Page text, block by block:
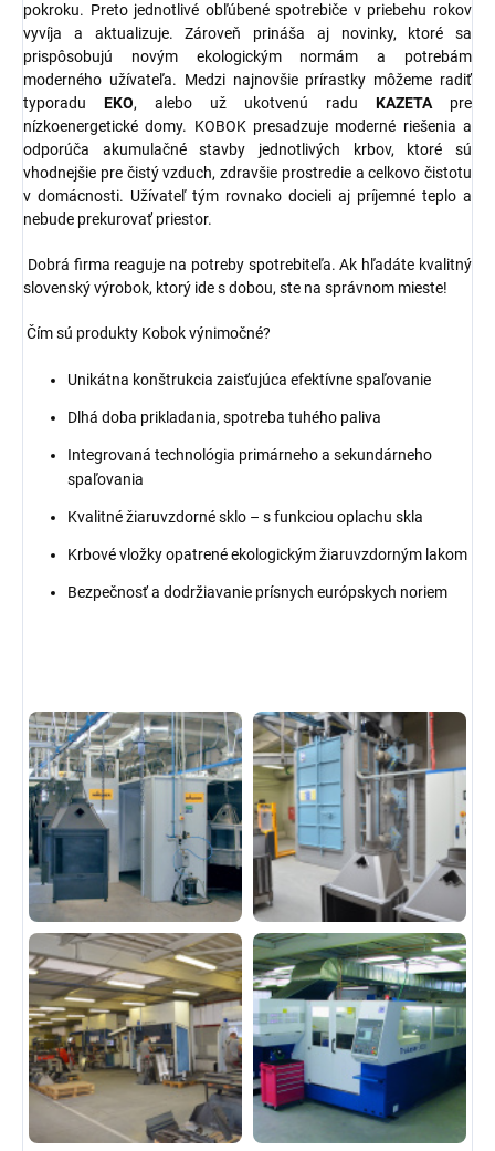
pokroku. Preto jednotlivé obľúbené spotrebiče v priebehu rokov
vyvíja a aktualizuje. Zároveň prináša aj novinky, ktoré sa
prispôsobujú novým ekologickým normám a potrebám
moderného užívateľa. Medzi najnovšie prírastky môžeme radiť
typoradu EKO, alebo už ukotvenú radu KAZETA pre
nízkoenergetické domy. KOBOK presadzuje moderné riešenia a
odporúča akumulačné stavby jednotlivých krbov, ktoré sú
vhodnejšie pre čistý vzduch, zdravšie prostredie a celkovo čistotu
v domácnosti. Užívateľ tým rovnako docieli aj príjemné teplo a
nebude prekurovať priestor.
Dobrá firma reaguje na potreby spotrebiteľa. Ak hľadáte kvalitný
slovenský výrobok, ktorý ide s dobou, ste na správnom mieste!
Čím sú produkty Kobok výnimočné?
Unikátna konštrukcia zaisťujúca efektívne spaľovanie
Dlhá doba prikladania, spotreba tuhého paliva
Integrovaná technológia primárneho a sekundárneho
spaľovania
Kvalitné žiaruvzdorné sklo – s funkciou oplachu skla
Krbové vložky opatrené ekologickým žiaruvzdorným lakom
Bezpečnosť a dodržiavanie prísnych európskych noriem